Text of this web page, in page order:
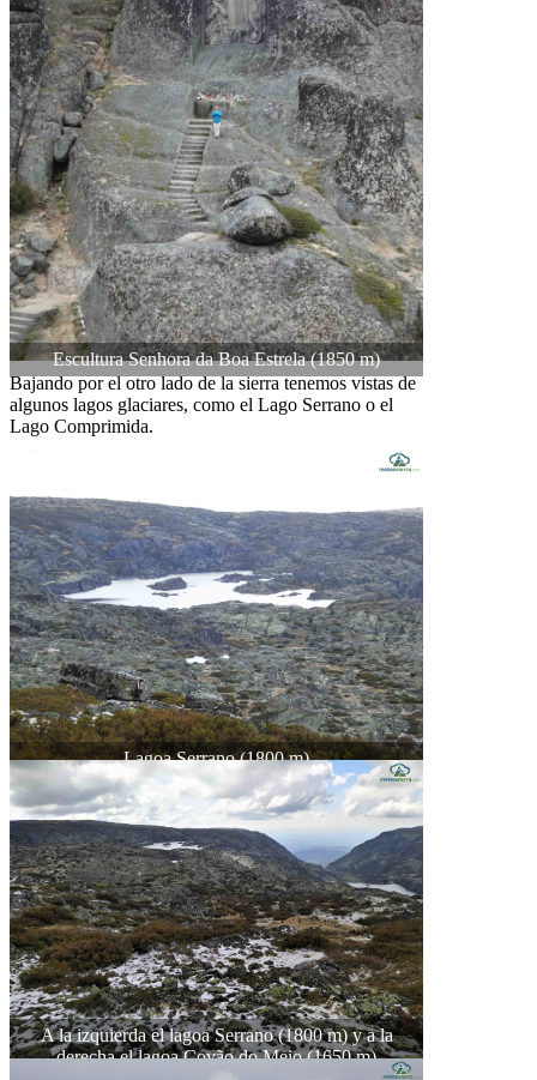
Escultura Senhora da Boa Estrela (1850 m)
Bajando por el otro lado de la sierra tenemos vistas de
algunos lagos glaciares, como el Lago Serrano o el
Lago Comprimida.
Lagoa Serrano (1800 m)
A la izquierda el lagoa Serrano (1800 m) y a la
derecha el lagoa Covão do Meio (1650 m)